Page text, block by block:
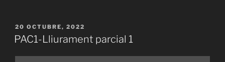
PUBLICAT
A
20 OCTUBRE, 2022
PAC1-Lliurament parcial 1